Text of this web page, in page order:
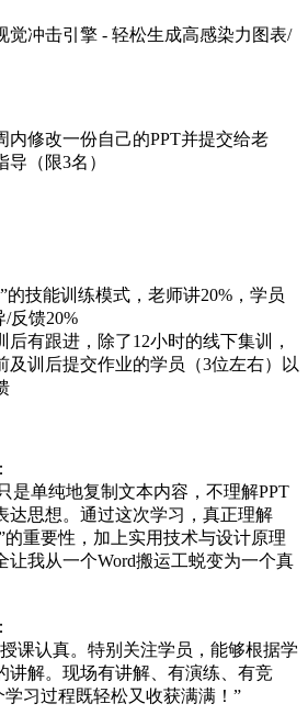
觉冲击引擎 - 轻松生成高感染力图表/
内修改一份自己的PPT并提交给老
（限3名）
的技能训练模式，老师讲20%，学员
/反馈20%
后有跟进，除了12小时的线下集训，
及训后提交作业的学员（3位左右）以
是单纯地复制文本内容，不理解PPT
达思想。通过这次学习，真正理解
的重要性，加上实用技术与设计原理
让我从一个Word搬运工蜕变为一个真
课认真。特别关注学员，能够根据学
讲解。现场有讲解、有演练、有竞
习过程既轻松又收获满满！”